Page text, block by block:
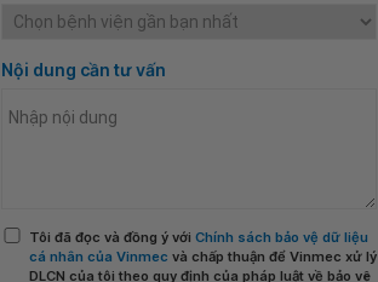
Nội dung cần tư vấn
Tôi đã đọc và đồng ý với Chính sách bảo vệ dữ liệu
cá nhân của Vinmec và chấp thuận để Vinmec xử lý
DLCN của tôi theo quy định của pháp luật về bảo vệ